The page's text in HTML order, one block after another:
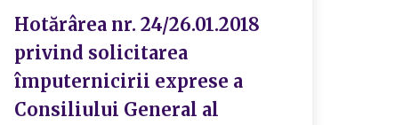
Hotărârea nr. 24/26.01.2018
privind solicitarea
împuternicirii exprese a
Consiliului General al